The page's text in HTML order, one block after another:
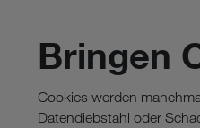
Bringen
Cookies werden
Datendiebstahl oder